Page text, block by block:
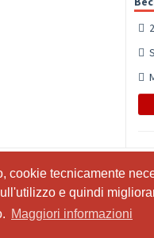
cookie tecnicamente
e quindi
Maggiori informazioni
cookie tecnicamente
e quindi
Maggiori informazioni
svizzero per il tuo studio.